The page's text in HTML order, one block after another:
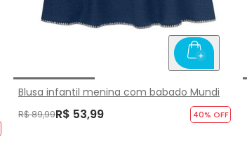
Blusa infantil menina com babado Mundi
R$ 89,99R$ 53,99 40% OFF